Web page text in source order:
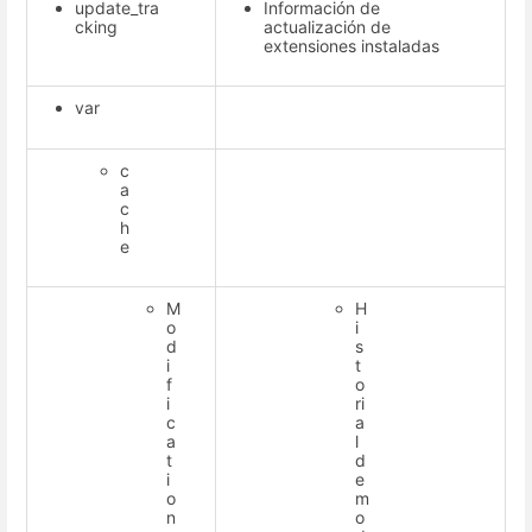
update_tra
cking
Información de
actualización de
extensiones instaladas
var
c
a
c
h
e
M
o
d
i
f
i
c
a
t
i
o
n
H
i
s
t
o
ri
a
l
d
e
m
o